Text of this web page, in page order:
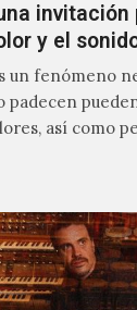
invitación
y el
un fenómeno
padecen
así como